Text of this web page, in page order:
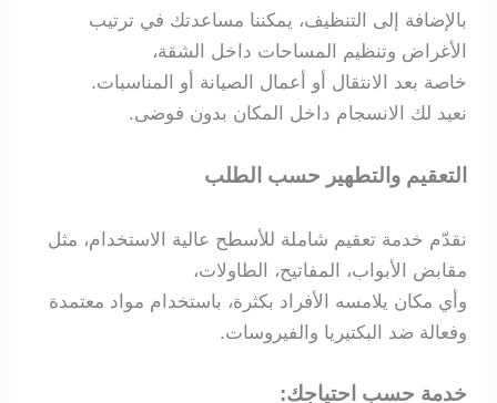
بالإضافة إلى التنظيف، يمكننا مساعدتك في ترتيب
الأغراض وتنظيم المساحات داخل الشقة،
خاصة بعد الانتقال أو أعمال الصيانة أو المناسبات.
نعيد لك الانسجام داخل المكان بدون فوضى.
التعقيم والتطهير حسب الطلب
نقدّم خدمة تعقيم شاملة للأسطح عالية الاستخدام، مثل
مقابض الأبواب، المفاتيح، الطاولات،
وأي مكان يلامسه الأفراد بكثرة، باستخدام مواد معتمدة
وفعالة ضد البكتيريا والفيروسات.
خدمة حسب احتياجك: